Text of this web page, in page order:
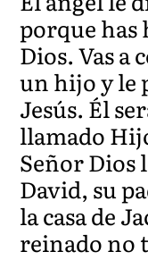
porque has
Dios.Vas a
un hijo y le
Jesús. Él
llamado
Señor Dios
David, su
la casa de
reinado no